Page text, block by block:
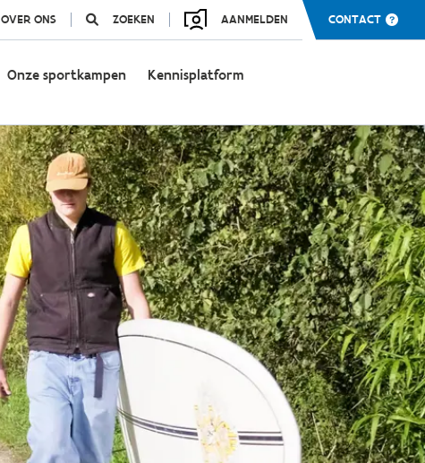
OVER ONS ZOEKEN AANMELDEN CONTACT
Onze sportkampen Kennisplatform